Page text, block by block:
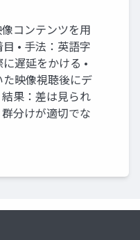
コンテンツを用
• 手法：英語字
遅延をかける •
映像視聴後にデ
果：差は見られ
分けが適切でな